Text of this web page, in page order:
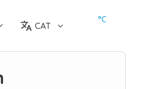
CAT
°C